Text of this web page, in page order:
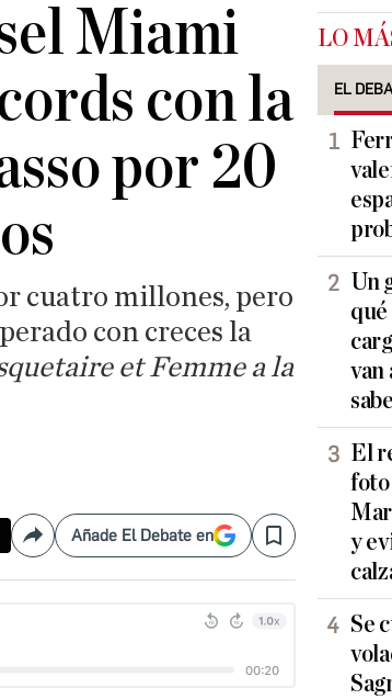
Miami
con la
por 20
cuatro millones, pero
con creces la
et Femme a la
CompartirAñade El Debate en Save
LO
EL
Un
qué
van
El
foto
y
Se